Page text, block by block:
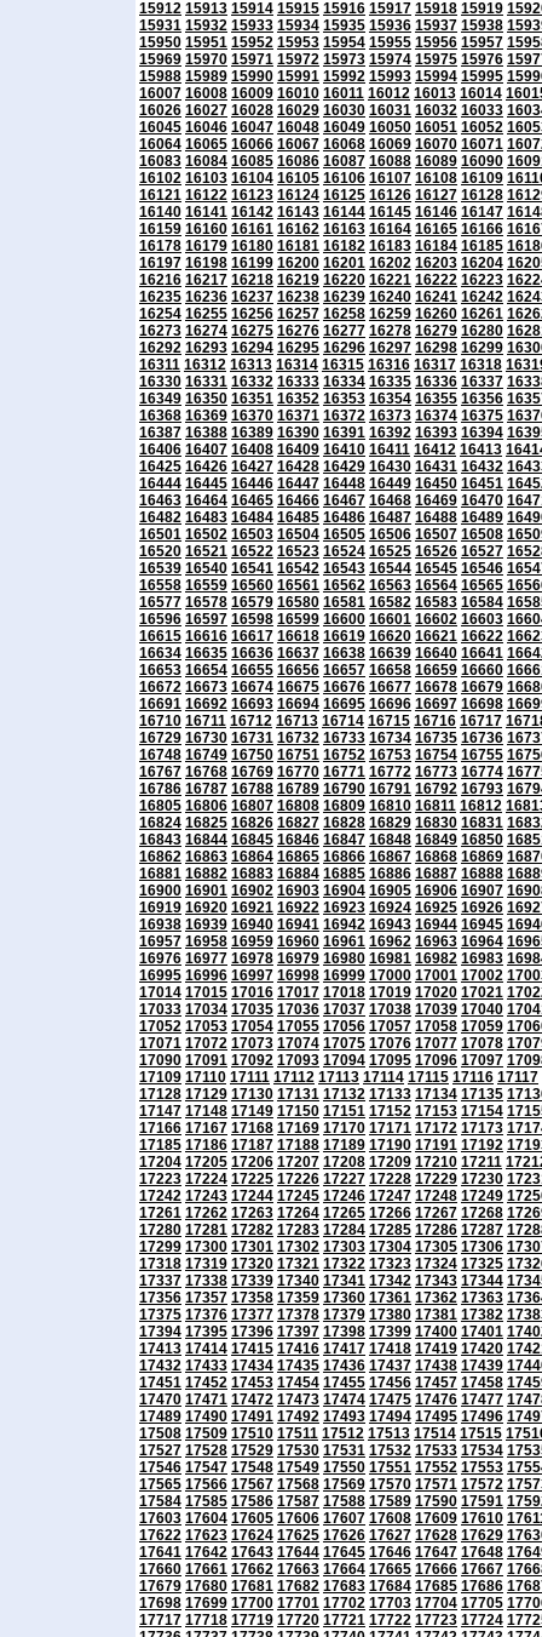
15912 15913 15914 15915 15916 15917 15918 15919
15931 15932 15933 15934 15935 15936 15937 15938
15950 15951 15952 15953 15954 15955 15956 15957
15969 15970 15971 15972 15973 15974 15975 15976
15988 15989 15990 15991 15992 15993 15994 15995
16007 16008 16009 16010 16011 16012 16013 16014
16026 16027 16028 16029 16030 16031 16032 16033
16045 16046 16047 16048 16049 16050 16051 16052
16064 16065 16066 16067 16068 16069 16070 16071
16083 16084 16085 16086 16087 16088 16089 16090
16102 16103 16104 16105 16106 16107 16108 16109
16121 16122 16123 16124 16125 16126 16127 16128
16140 16141 16142 16143 16144 16145 16146 16147
16159 16160 16161 16162 16163 16164 16165 16166
16178 16179 16180 16181 16182 16183 16184 16185
16197 16198 16199 16200 16201 16202 16203 16204
16216 16217 16218 16219 16220 16221 16222 16223
16235 16236 16237 16238 16239 16240 16241 16242
16254 16255 16256 16257 16258 16259 16260 16261
16273 16274 16275 16276 16277 16278 16279 16280
16292 16293 16294 16295 16296 16297 16298 16299
16311 16312 16313 16314 16315 16316 16317 16318
16330 16331 16332 16333 16334 16335 16336 16337
16349 16350 16351 16352 16353 16354 16355 16356
16368 16369 16370 16371 16372 16373 16374 16375
16387 16388 16389 16390 16391 16392 16393 16394
16406 16407 16408 16409 16410 16411 16412 16413
16425 16426 16427 16428 16429 16430 16431 16432
16444 16445 16446 16447 16448 16449 16450 16451
16463 16464 16465 16466 16467 16468 16469 16470
16482 16483 16484 16485 16486 16487 16488 16489
16501 16502 16503 16504 16505 16506 16507 16508
16520 16521 16522 16523 16524 16525 16526 16527
16539 16540 16541 16542 16543 16544 16545 16546
16558 16559 16560 16561 16562 16563 16564 16565
16577 16578 16579 16580 16581 16582 16583 16584
16596 16597 16598 16599 16600 16601 16602 16603
16615 16616 16617 16618 16619 16620 16621 16622
16634 16635 16636 16637 16638 16639 16640 16641
16653 16654 16655 16656 16657 16658 16659 16660
16672 16673 16674 16675 16676 16677 16678 16679
16691 16692 16693 16694 16695 16696 16697 16698
16710 16711 16712 16713 16714 16715 16716 16717
16729 16730 16731 16732 16733 16734 16735 16736
16748 16749 16750 16751 16752 16753 16754 16755
16767 16768 16769 16770 16771 16772 16773 16774
16786 16787 16788 16789 16790 16791 16792 16793
16805 16806 16807 16808 16809 16810 16811 16812
16824 16825 16826 16827 16828 16829 16830 16831
16843 16844 16845 16846 16847 16848 16849 16850
16862 16863 16864 16865 16866 16867 16868 16869
16881 16882 16883 16884 16885 16886 16887 16888
16900 16901 16902 16903 16904 16905 16906 16907
16919 16920 16921 16922 16923 16924 16925 16926
16938 16939 16940 16941 16942 16943 16944 16945
16957 16958 16959 16960 16961 16962 16963 16964
16976 16977 16978 16979 16980 16981 16982 16983
16995 16996 16997 16998 16999 17000 17001 17002
17014 17015 17016 17017 17018 17019 17020 17021
17033 17034 17035 17036 17037 17038 17039 17040
17052 17053 17054 17055 17056 17057 17058 17059
17071 17072 17073 17074 17075 17076 17077 17078
17090 17091 17092 17093 17094 17095 17096 17097
17109 17110 17111 17112 17113 17114 17115 17116 17117
17128 17129 17130 17131 17132 17133 17134 17135
17147 17148 17149 17150 17151 17152 17153 17154
17166 17167 17168 17169 17170 17171 17172 17173
17185 17186 17187 17188 17189 17190 17191 17192
17204 17205 17206 17207 17208 17209 17210 17211
17223 17224 17225 17226 17227 17228 17229 17230
17242 17243 17244 17245 17246 17247 17248 17249
17261 17262 17263 17264 17265 17266 17267 17268
17280 17281 17282 17283 17284 17285 17286 17287
17299 17300 17301 17302 17303 17304 17305 17306
17318 17319 17320 17321 17322 17323 17324 17325
17337 17338 17339 17340 17341 17342 17343 17344
17356 17357 17358 17359 17360 17361 17362 17363
17375 17376 17377 17378 17379 17380 17381 17382
17394 17395 17396 17397 17398 17399 17400 17401
17413 17414 17415 17416 17417 17418 17419 17420
17432 17433 17434 17435 17436 17437 17438 17439
17451 17452 17453 17454 17455 17456 17457 17458
17470 17471 17472 17473 17474 17475 17476 17477
17489 17490 17491 17492 17493 17494 17495 17496
17508 17509 17510 17511 17512 17513 17514 17515
17527 17528 17529 17530 17531 17532 17533 17534
17546 17547 17548 17549 17550 17551 17552 17553
17565 17566 17567 17568 17569 17570 17571 17572
17584 17585 17586 17587 17588 17589 17590 17591
17603 17604 17605 17606 17607 17608 17609 17610
17622 17623 17624 17625 17626 17627 17628 17629
17641 17642 17643 17644 17645 17646 17647 17648
17660 17661 17662 17663 17664 17665 17666 17667
17679 17680 17681 17682 17683 17684 17685 17686
17698 17699 17700 17701 17702 17703 17704 17705
17717 17718 17719 17720 17721 17722 17723 17724